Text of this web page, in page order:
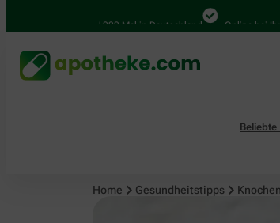
4.000 Mal in Deutschland Online bei Ihrer
Home Gesundheitstipps
Knochen, Gelenke & Schmerzen